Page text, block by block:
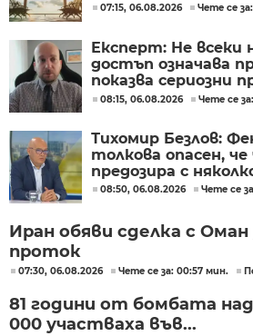
07:15, 06.08.2026 Чете се
Експерт: Не всеки
достъп означава
показва сериозни
киберсигурността
08:15, 06.08.2026 Чете се
Тихомир Безлов:
толкова опасен,
предозира с
08:50, 06.08.2026 Чете се
Иран обяви сделка с Оман
проток
07:30, 06.08.2026 Чете се за: 00:57 мин.
81 години от бомбата
000 участваха във...